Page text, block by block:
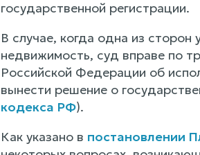
государственной регистрации.
В случае, когда одна из сторон
недвижимость, суд вправе по
Российской Федерации об
вынести решение о
кодекса РФ).
Как указано в постановлении